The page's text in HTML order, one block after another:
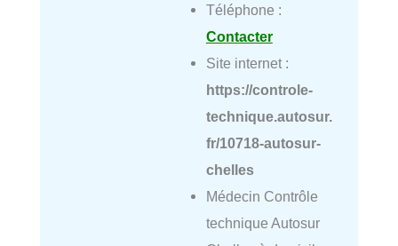
Téléphone :
Contacter
Site internet :
https://controle-
technique.autosur.
fr/10718-autosur-
chelles
Médecin Contrôle
technique Autosur